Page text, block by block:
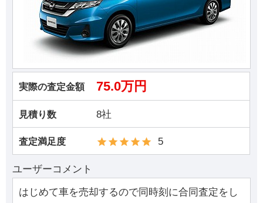
実際の査定金額 75.0万円
見積り数 8社
査定満足度 5
ユーザーコメント
はじめて車を売却するので同時刻に合同査定をし